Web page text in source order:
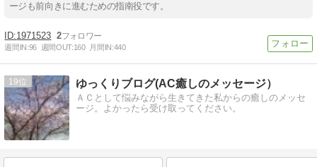
ージも前向きに進むための指南役です。
1971523 2
週間IN:96 週間OUT:160 月間IN:440
19 ゆっくりブログ(AC癒しのメッセージ）
ＡＣとして悩みながら生きてきた私からの癒しのメッセ
ージ。よかったら受け取ってください。